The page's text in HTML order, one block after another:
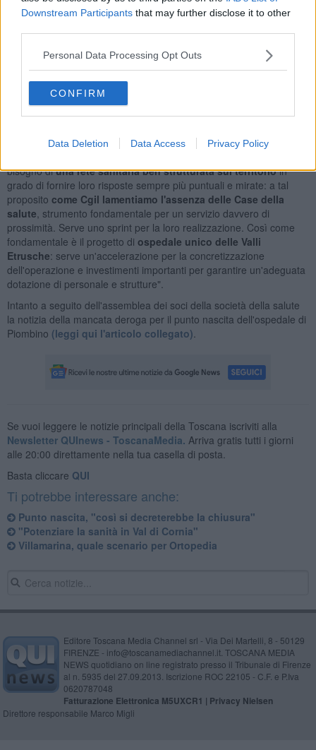
Downstream Participants that may further disclose it to other
Personal Data Processing Opt Outs
CONFIRM
Data Deletion Data Access Privacy Policy
19, oggi, e per rispondere ai bisogni di salute domani, c'è bisogno
dell'aiuto concreto di tutti. A tal proposito sarebbe importante che
gli amministratori locali condividessero maggiormente con il
sindacato, attraverso tavoli di confronto, le politiche sanitarie che
hanno importanti ripercussioni sulla cittadinanza e sui lavoratori".
sanità di prossimità e investire sulle strutture ospedaliere
bisogno diuna rete sanitaria ben strutturata sul territorioin
grado di fornire loro risposte sempre più puntuali e mirate: a tal
proposito come Cgil lamentiamo l'assenza delle Case della
salute , strumento fondamentale per un servizio davvero di
prossimità. Serve uno sprint per la loro realizzazione. Così come
fondamentale è il progetto di ospedale unico delle Valli
Etrusche: serve un'accelerazione per la concretizzazione
dell'operazione e investimenti importanti per garantire un'adeguata
dotazione di personale e strutture".
Intanto a seguito dell'assemblea dei soci della società della salute
la notizia della mancata deroga per il punto nascita dell'ospedale di
Piombino (leggi qui l'articolo collegato)
Se vuoi leggere le notizie principali della Toscana iscriviti alla
Newsletter QUInews - ToscanaMedia. Arriva gratis tutti i giorni
alle 20:00 direttamente nella tua casella di posta.
Basta cliccare QUI
Ti potrebbe interessare anche:
Punto nascita, "così si decreterebbe la chiusura"
"Potenziare la sanità in Val di Cornia"
Villamarina, quale scenario per Ortopedia
Editore Toscana Media Channel srl - Via Dei Martelli, 8 - 50129
FIRENZE - info@toscanamediachannel.it. TOSCANA MEDIA
NEWS quotidiano on line registrato presso il Tribunale di Firenze
al n. 5935 del 27.09.2013. Iscrizione ROC 22105 - C.F. e P.Iva
0620787048
Fatturazione Elettronica M5UXCR1 | Privacy Nielsen
Direttore responsabile Marco Migli